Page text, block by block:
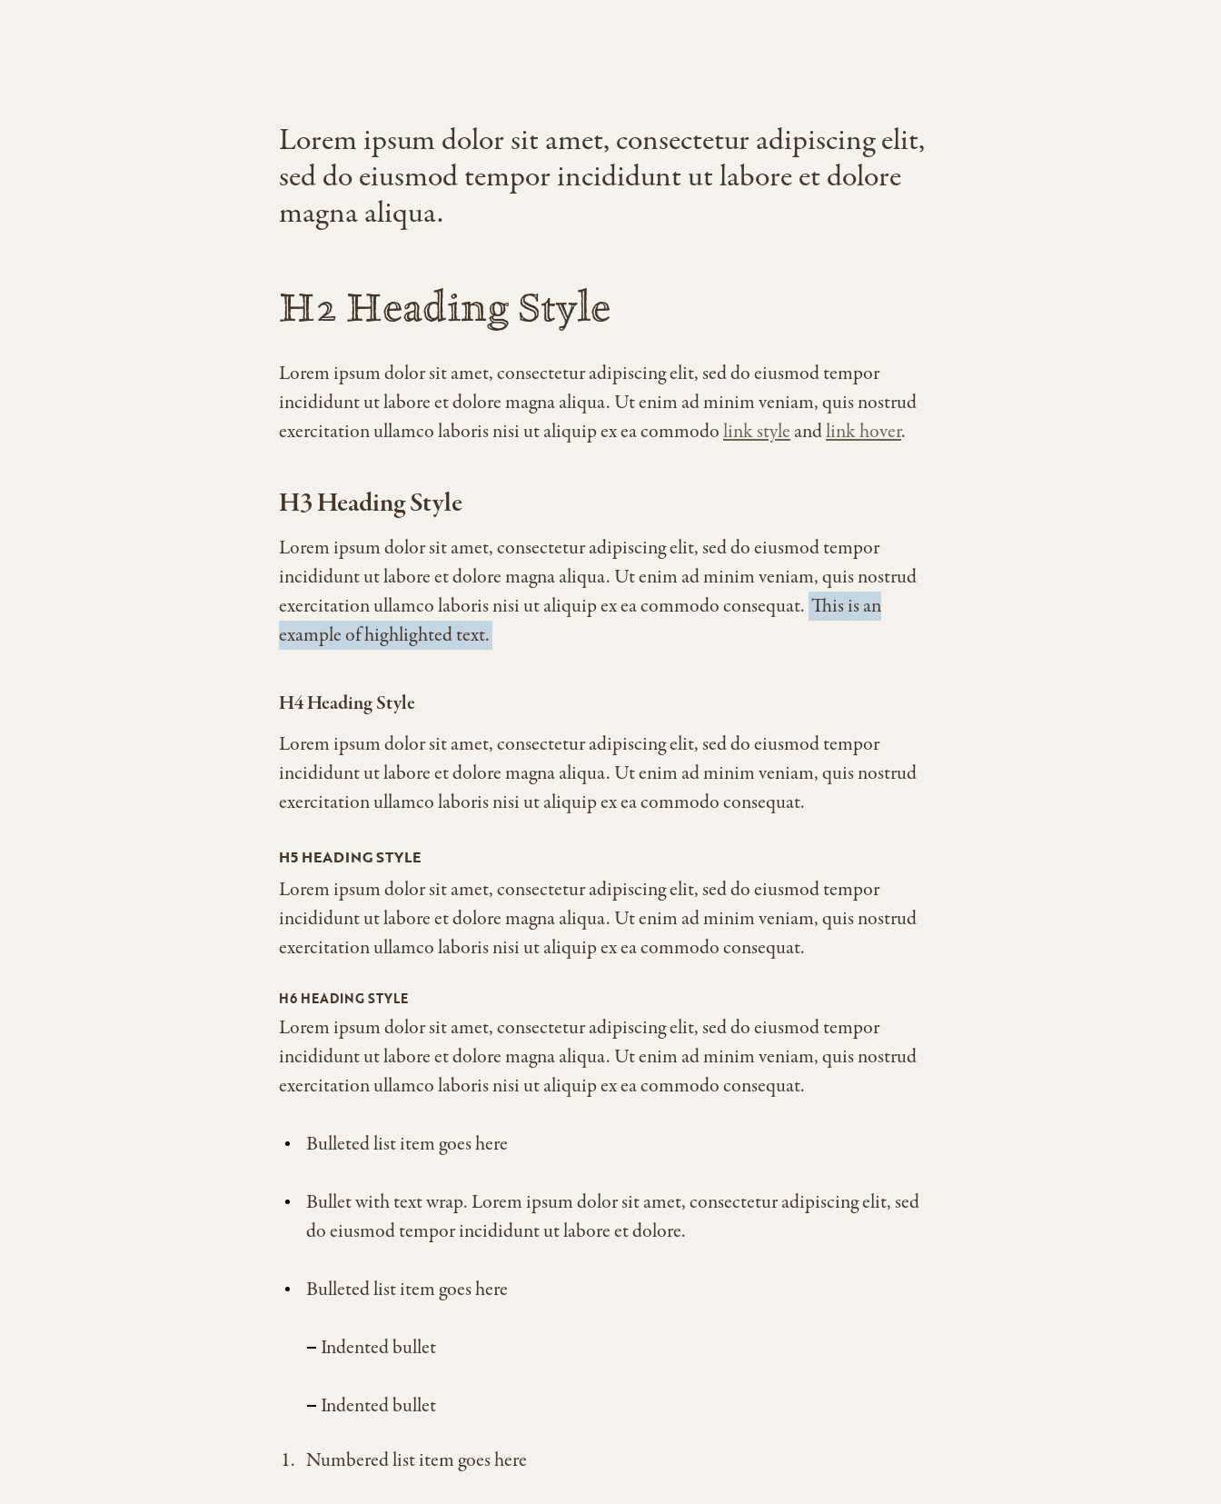
Lorem ipsum dolor sit amet, consectetur adipiscing elit,
sed do eiusmod tempor incididunt ut labore et dolore
magna aliqua.
H2 Heading Style
Lorem ipsum dolor sit amet, consectetur adipiscing elit, sed do eiusmod tempor
incididunt ut labore et dolore magna aliqua. Ut enim ad minim veniam, quis nostrud
exercitation ullamco laboris nisi ut aliquip ex ea commodolink styleandlink hover.
H3 Heading Style
Lorem ipsum dolor sit amet, consectetur adipiscing elit, sed do eiusmod tempor
incididunt ut labore et dolore magna aliqua. Ut enim ad minim veniam, quis nostrud
exercitation ullamco laboris nisi ut aliquip ex ea commodo consequat. This is an
example of highlighted text.
H4 Heading Style
Lorem ipsum dolor sit amet, consectetur adipiscing elit, sed do eiusmod tempor
incididunt ut labore et dolore magna aliqua. Ut enim ad minim veniam, quis nostrud
exercitation ullamco laboris nisi ut aliquip ex ea commodo consequat.
H5 HEADING STYLE
Lorem ipsum dolor sit amet, consectetur adipiscing elit, sed do eiusmod tempor
incididunt ut labore et dolore magna aliqua. Ut enim ad minim veniam, quis nostrud
exercitation ullamco laboris nisi ut aliquip ex ea commodo consequat.
H6 HEADING STYLE
Lorem ipsum dolor sit amet, consectetur adipiscing elit, sed do eiusmod tempor
incididunt ut labore et dolore magna aliqua. Ut enim ad minim veniam, quis nostrud
exercitation ullamco laboris nisi ut aliquip ex ea commodo consequat.
Bulleted list item goes here
Bullet with text wrap. Lorem ipsum dolor sit amet, consectetur adipiscing elit, sed
do eiusmod tempor incididunt ut labore et dolore.
Bulleted list item goes here
Indented bullet
Indented bullet
Numbered list item goes here